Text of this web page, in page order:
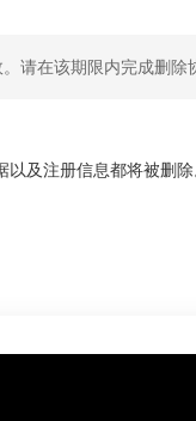
请在该期限内完成删除
以及注册信息都将被删